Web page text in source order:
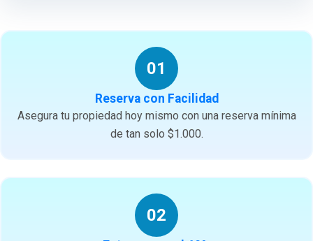
01
Reserva con Facilidad
Asegura tu propiedad hoy mismo con una reserva mínima
de tan solo $1.000.
02